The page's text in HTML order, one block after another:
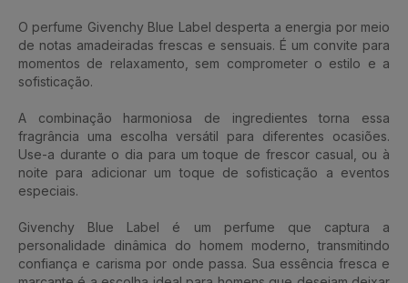
O perfume Givenchy Blue Label desperta a energia por meio
de notas amadeiradas frescas e sensuais. É um convite para
momentos de relaxamento, sem comprometer o estilo e a
sofisticação.
A combinação harmoniosa de ingredientes torna essa
fragrância uma escolha versátil para diferentes ocasiões.
Use-a durante o dia para um toque de frescor casual, ou à
noite para adicionar um toque de sofisticação a eventos
especiais.
Givenchy Blue Label é um perfume que captura a
personalidade dinâmica do homem moderno, transmitindo
confiança e carisma por onde passa. Sua essência fresca e